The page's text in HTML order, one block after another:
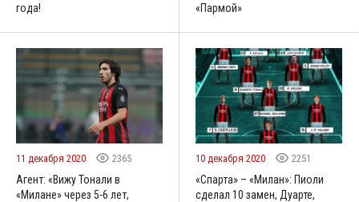
года!
«Пармой»
11 декабря 2020 2365
Агент: «Вижу Тонали в
«Милане» через 5-6 лет,
10 декабря 2020 2251
«Спарта» – «Милан»: Пиоли
сделал 10 замен, Дуарте,